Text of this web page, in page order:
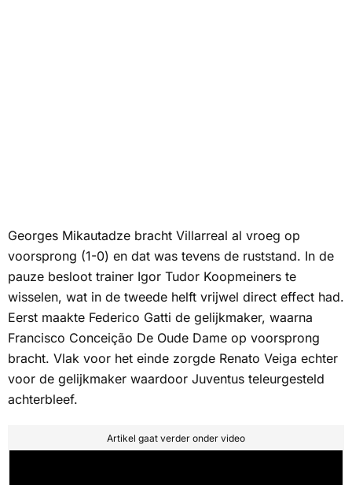
Georges Mikautadze bracht Villarreal al vroeg op
voorsprong (1-0) en dat was tevens de ruststand. In de
pauze besloot trainer Igor Tudor Koopmeiners te
wisselen, wat in de tweede helft vrijwel direct effect had.
Eerst maakte Federico Gatti de gelijkmaker, waarna
Francisco Conceição De Oude Dame op voorsprong
bracht. Vlak voor het einde zorgde Renato Veiga echter
voor de gelijkmaker waardoor Juventus teleurgesteld
achterbleef.
Artikel gaat verder onder video